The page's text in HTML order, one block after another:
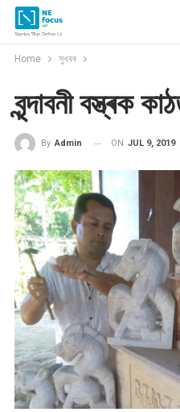
Home সুখবৰ
বৃন্দাবনী বস্ত্ৰক
By Admin ON JUL 9, 2019